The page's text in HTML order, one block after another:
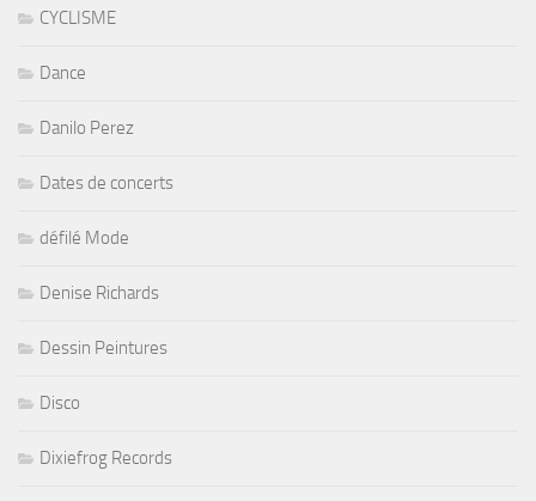
CYCLISME
Dance
Danilo Perez
Dates de concerts
défilé Mode
Denise Richards
Dessin Peintures
Disco
Dixiefrog Records